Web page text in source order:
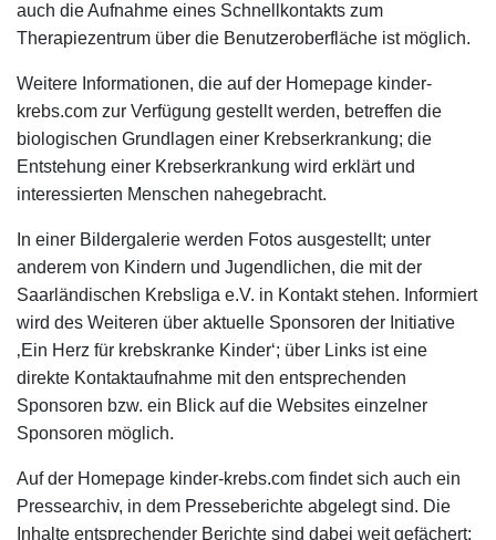
auch die Aufnahme eines Schnellkontakts zum
Therapiezentrum über die Benutzeroberfläche ist möglich.
Weitere Informationen, die auf der Homepage kinder-
krebs.com zur Verfügung gestellt werden, betreffen die
biologischen Grundlagen einer Krebserkrankung; die
Entstehung einer Krebserkrankung wird erklärt und
interessierten Menschen nahegebracht.
In einer Bildergalerie werden Fotos ausgestellt; unter
anderem von Kindern und Jugendlichen, die mit der
Saarländischen Krebsliga e.V. in Kontakt stehen. Informiert
wird des Weiteren über aktuelle Sponsoren der Initiative
‚Ein Herz für krebskranke Kinder‘; über Links ist eine
direkte Kontaktaufnahme mit den entsprechenden
Sponsoren bzw. ein Blick auf die Websites einzelner
Sponsoren möglich.
Auf der Homepage kinder-krebs.com findet sich auch ein
Pressearchiv, in dem Presseberichte abgelegt sind. Die
Inhalte entsprechender Berichte sind dabei weit gefächert;